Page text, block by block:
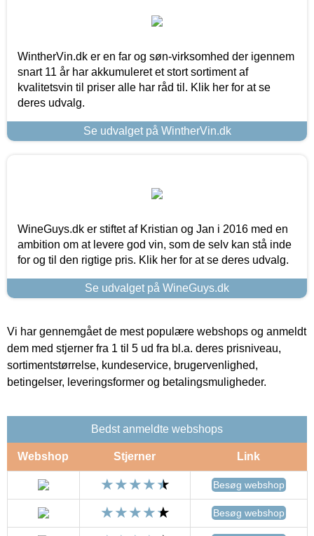
WintherVin.dk er en far og søn-virksomhed der igennem
snart 11 år har akkumuleret et stort sortiment af
kvalitetsvin til priser alle har råd til. Klik her for at se
deres udvalg.
Se udvalget på WintherVin.dk
WineGuys.dk er stiftet af Kristian og Jan i 2016 med en
ambition om at levere god vin, som de selv kan stå inde
for og til den rigtige pris. Klik her for at se deres udvalg.
Se udvalget på WineGuys.dk
Vi har gennemgået de mest populære webshops og anmeldt
dem med stjerner fra 1 til 5 ud fra bl.a. deres prisniveau,
sortimentstørrelse, kundeservice, brugervenlighed,
betingelser, leveringsformer og betalingsmuligheder.
Bedst anmeldte webshops
Webshop Stjerner Link
Besøg webshop
Besøg webshop